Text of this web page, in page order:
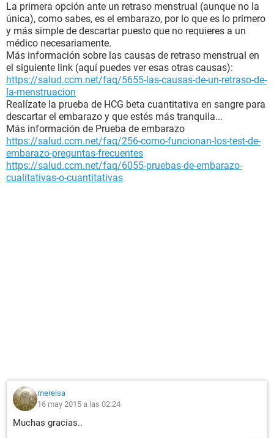
La primera opción ante un retraso menstrual (aunque no la
única), como sabes, es el embarazo, por lo que es lo primero
y más simple de descartar puesto que no requieres a un
médico necesariamente.
Más información sobre las causas de retraso menstrual en
el siguiente link (aquí puedes ver esas otras causas):
https://salud.ccm.net/faq/5655-las-causas-de-un-retraso-de-
la-menstruacion
Realízate la prueba de HCG beta cuantitativa en sangre para
descartar el embarazo y que estés más tranquila...
Más información de Prueba de embarazo
https://salud.ccm.net/faq/256-como-funcionan-los-test-de-
embarazo-preguntas-frecuentes
https://salud.ccm.net/faq/6055-pruebas-de-embarazo-
cualitativas-o-cuantitativas
mereisa
16 may 2015 a las 02:24
Muchas gracias..